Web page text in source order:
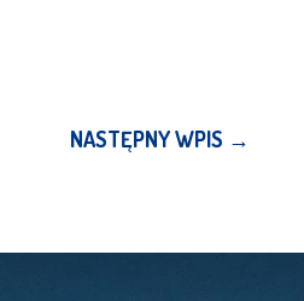
NASTĘPNY WPIS →